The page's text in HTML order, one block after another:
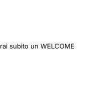
subito un WELCOME